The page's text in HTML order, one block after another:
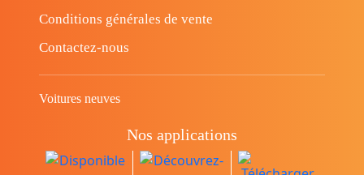
Conditions générales de vente
Contactez-nous
Voitures neuves
Nos applications